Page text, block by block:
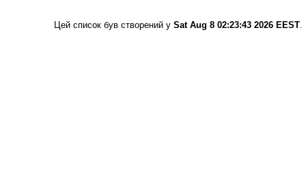
Цей список був створений у Sat Aug 8 02:23:43 2026 EEST